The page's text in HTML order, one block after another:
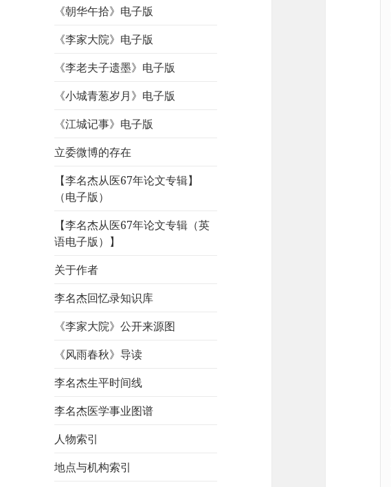
《朝华午拾》电子版
《李家大院》电子版
《李老夫子遗墨》电子版
《小城青葱岁月》电子版
《江城记事》电子版
立委微博的存在
【李名杰从医67年论文专辑】
（电子版）
【李名杰从医67年论文专辑（英
语电子版）】
关于作者
李名杰回忆录知识库
《李家大院》公开来源图
《风雨春秋》导读
李名杰生平时间线
李名杰医学事业图谱
人物索引
地点与机构索引